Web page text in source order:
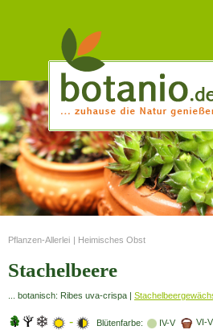
Pflanzen-Allerlei Heimisches Obst
Stachelbeere
... botanisch: Ribes uva-crispa |
- Blütenfarbe: IV-V VI-